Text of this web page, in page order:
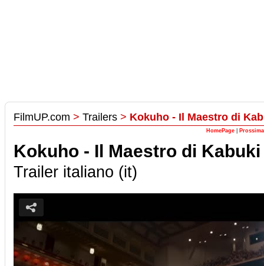
FilmUP.com > Trailers > Kokuho - Il Maestro di
HomePage
Kokuho - Il Maestro di Kabuki
Trailer italiano (it)